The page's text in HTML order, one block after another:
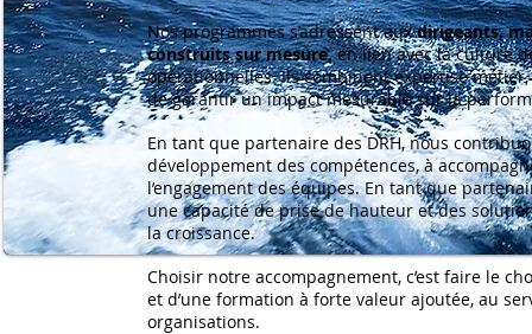
Nos programmes s’adressent auxdirigeants,
construits sur mesure,en lien avec la culture
opérationnelles. Ils combinent expertise
de garantir un impact mesurable sur la
En tant que partenaire des DRH, nous
développement des compétences, à
l’engagement des équipes. En tant que
une capacité de prise de hauteur et des
la croissance.
Choisir notre accompagnement, c’est faire le
et d’une formation à forte valeur ajoutée, au
organisations.